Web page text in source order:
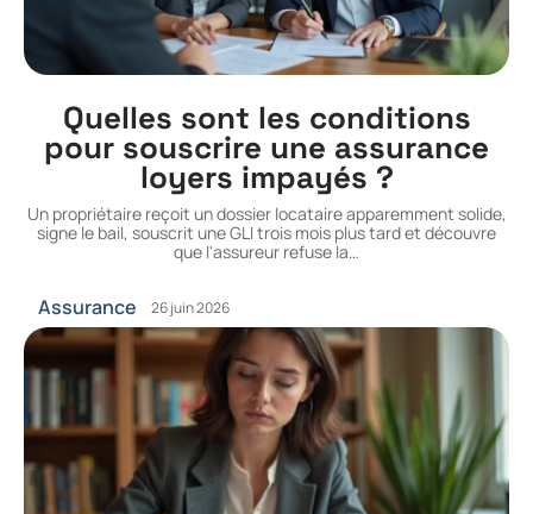
Quelles sont les conditions
pour souscrire une assurance
loyers impayés ?
Un propriétaire reçoit un dossier locataire apparemment solide,
signe le bail, souscrit une GLI trois mois plus tard et découvre
que l'assureur refuse la…
Assurance 26 juin 2026